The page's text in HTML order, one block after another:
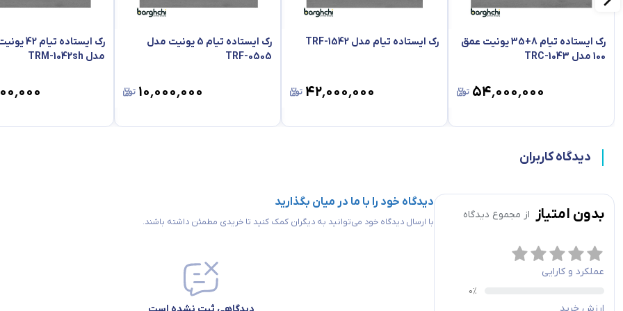
رک ایستاده تیام 8+35 یونیت عمق
100 مدل TRC-1043
۵۴٬۰۰۰٬۰۰۰
رک ایستاده تیام مدل TRF-1542
۴۲٬۰۰۰٬۰۰۰
رک ایستاده تیام 5 یونیت مدل
TRF-0505
۱۰٬۰۰۰٬۰۰۰
مدل TRM-1042sh
دیدگاه کاربران
بدون امتیاز از مجموع دیدگاه
عملکرد و کارایی
دیدگاه خود را با ما در میان بگذارید
با ارسال دیدگاه خود می‌توانید به دیگران کمک کنید تا خریدی مطمئن داشته باشند.